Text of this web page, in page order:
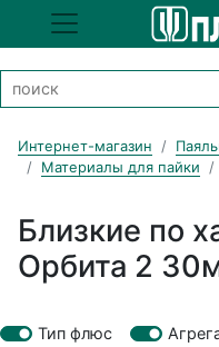
Интернет-магазин
Материалы для пайки
Близкие по
Орбита 2
Тип флюс